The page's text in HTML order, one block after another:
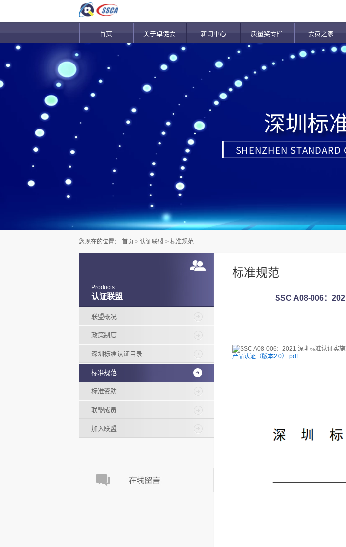
首页 关于卓促会 新闻中心 质量奖专栏 会员之家
认证联盟
Products
联盟概况
政策制度
深圳标准认证目录
标准规范
标准资助
联盟成员
加入联盟
标准规范
您现在的位置： 首页 > 认证联盟 > 标准规范
SSC A08-006：
产品认证（版本2.0）.pdf